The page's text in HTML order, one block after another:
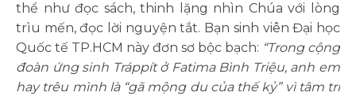
thể như đọc sách, thinh lặng nhìn Chúa với lòng
trìu mến, đọc lời nguyện tắt. Bạn sinh viên Đại học
Quốc tế TP.HCM này đơn sơ bộc bạch: “Trong cộng
đoàn ứng sinh Tráppít ở Fatima Bình Triệu, anh em
hay trêu mình là “gã mộng du của thế kỷ” vì tâm trí